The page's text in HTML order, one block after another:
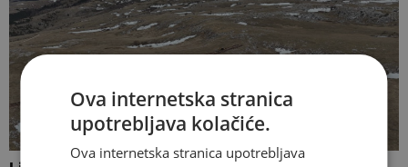
Ova internetska stranica
upotrebljava kolačiće.
Ova internetska stranica upotrebljava